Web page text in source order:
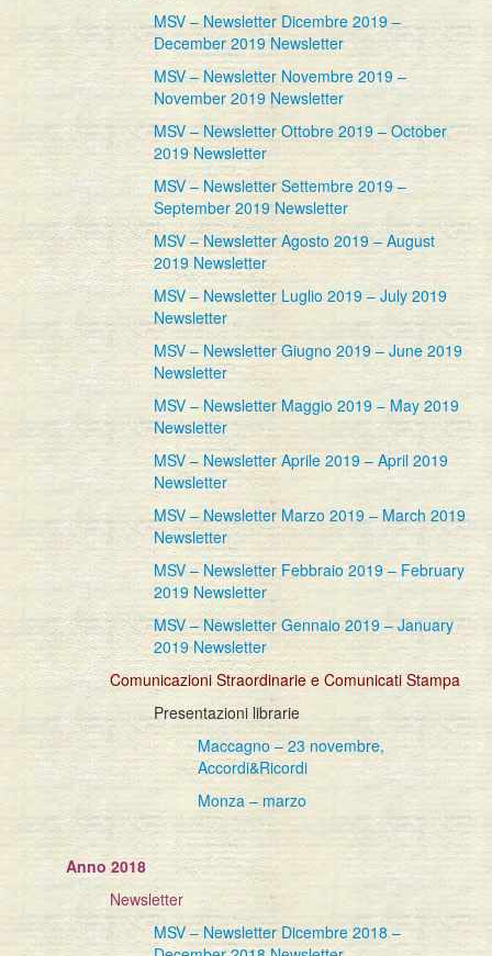
MSV – Newsletter Dicembre 2019 –
December 2019 Newsletter
MSV – Newsletter Novembre 2019 –
November 2019 Newsletter
MSV – Newsletter Ottobre 2019 – October
2019 Newsletter
MSV – Newsletter Settembre 2019 –
September 2019 Newsletter
MSV – Newsletter Agosto 2019 – August
2019 Newsletter
MSV – Newsletter Luglio 2019 – July 2019
Newsletter
MSV – Newsletter Giugno 2019 – June 2019
Newsletter
MSV – Newsletter Maggio 2019 – May 2019
Newsletter
MSV – Newsletter Aprile 2019 – April 2019
Newsletter
MSV – Newsletter Marzo 2019 – March 2019
Newsletter
MSV – Newsletter Febbraio 2019 – February
2019 Newsletter
MSV – Newsletter Gennaio 2019 – January
2019 Newsletter
Comunicazioni Straordinarie e Comunicati Stampa
Presentazioni librarie
Maccagno – 23 novembre,
Accordi&Ricordi
Monza – marzo
Anno 2018
Newsletter
MSV – Newsletter Dicembre 2018 –